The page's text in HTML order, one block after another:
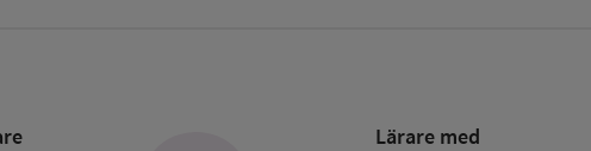
Lärare med